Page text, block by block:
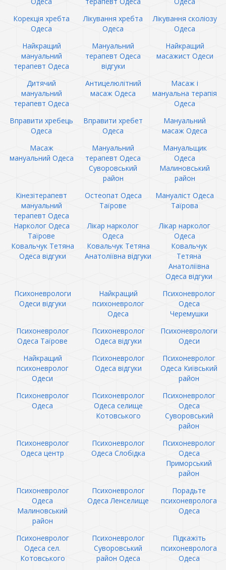
Корекція хребта
Одеса
Лікування хребта
Одеса
Лікування сколіозу
Одеса
Найкращий
мануальний
терапевт Одеса
Мануальний
терапевт Одеса
відгуки
Найкращий
масажист Одеси
Дитячий
мануальний
терапевт Одеса
Антицелюлітний
масаж Одеса
Масаж і
мануальна терапія
Одеса
Вправити хребець
Одеса
Вправити хребет
Одеса
Мануальний
масаж Одеса
Масаж
мануальний Одеса
Мануальний
терапевт Одеса
Суворовський
район
Мануальщик
Одеса
Малиновський
район
Кінезітерапевт
мануальний
терапевт Одеса
Остеопат Одеса
Таїрове
Мануаліст Одеса
Таїрова
Нарколог Одеса
Таїрове
Лікар нарколог
Одеса
Лікар нарколог
Одеса
Ковальчук Тетяна
Одеса відгуки
Ковальчук Тетяна
Анатоліївна відгуки
Ковальчук
Тетяна
Анатоліївна
Одеса відгуки
Психоневрологи
Одеси відгуки
Найкращий
психоневролог
Одеса
Психоневролог
Одеса
Черемушки
Психоневролог
Одеса Таїрове
Психоневролог
Одеса відгуки
Психоневрологи
Одеси
Найкращий
психоневролог
Одеси
Психоневролог
Одеса відгуки
Психоневролог
Одеса Київський
район
Психоневролог
Одеса
Психоневролог
Одеса селище
Котовського
Психоневролог
Одеса
Суворовський
район
Психоневролог
Одеса центр
Психоневролог
Одеса Слобідка
Психоневролог
Одеса
Приморський
район
Психоневролог
Одеса
Малиновський
район
Психоневролог
Одеса Ленселище
Порадьте
психоневролога
Одеса
Психоневролог
Одеса сел.
Котовського
Психоневролог
Суворовський
район Одеса
Підкажіть
психоневролога
Одеса